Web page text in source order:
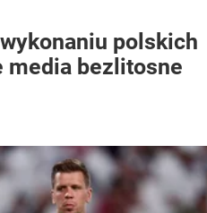
polskich
media bezlitosne